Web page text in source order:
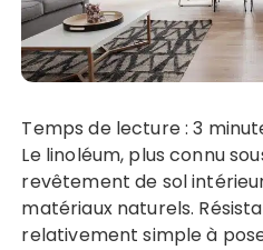
Temps de lecture :3
Le linoléum, plus connu
revêtement de sol
matériaux naturels.
relativement simple à